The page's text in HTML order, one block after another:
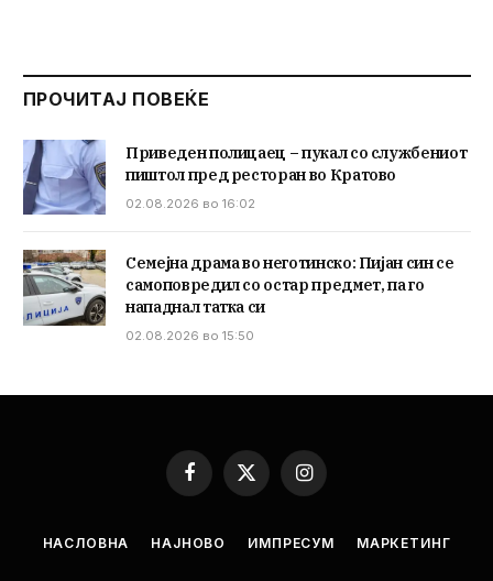
ПРОЧИТАЈ ПОВЕЌЕ
Приведен полицаец – пукал со службениот
пиштол пред ресторан во Кратово
02.08.2026 во 16:02
Семејна драма во неготинско: Пијан син се
самоповредил со остар предмет, па го
нападнал татка си
02.08.2026 во 15:50
Facebook
X
Instagram
НАСЛОВНА НАЈНОВО ИМПРЕСУМ МАРКЕТИНГ